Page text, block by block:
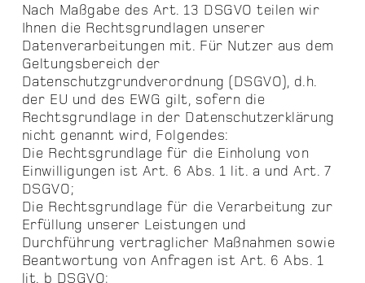
Nach Maßgabe des Art. 13 DSGVO teilen wir
Ihnen die Rechtsgrundlagen unserer
Datenverarbeitungen mit. Für Nutzer aus dem
Geltungsbereich der
Datenschutzgrundverordnung (DSGVO), d.h.
der EU und des EWG gilt, sofern die
Rechtsgrundlage in der Datenschutzerklärung
nicht genannt wird, Folgendes:
Die Rechtsgrundlage für die Einholung von
Einwilligungen ist Art. 6 Abs. 1 lit. a und Art. 7
DSGVO;
Die Rechtsgrundlage für die Verarbeitung zur
Erfüllung unserer Leistungen und
Durchführung vertraglicher Maßnahmen sowie
Beantwortung von Anfragen ist Art. 6 Abs. 1
lit. b DSGVO;